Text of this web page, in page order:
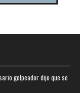
golpeador dijo que se